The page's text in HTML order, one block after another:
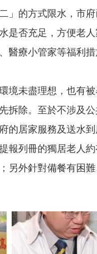
」的方式限水，市
是否充足，方便老人
醫療小管家等福利
境未盡理想，也有
拆除。至於不涉及
的居家服務及送水
報列冊的獨居老人
另外針對備餐有困